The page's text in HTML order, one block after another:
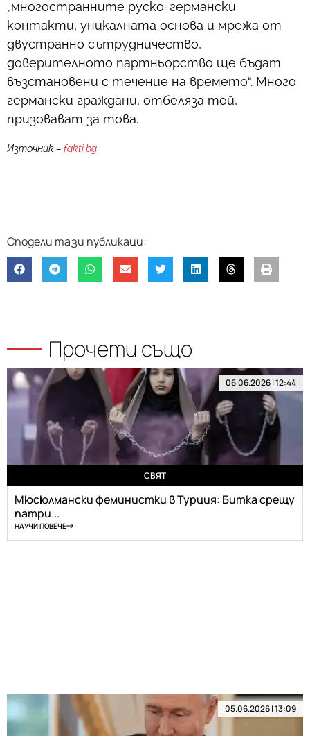
„многостранните руско-германски
контакти, уникалната основа и мрежа от
двустранно сътрудничество,
доверителното партньорство ще бъдат
възстановени с течение на времето“. Много
германски граждани, отбеляза той,
призовават за това.
Източник – fakti.bg
Прочети също
06.06.2026 | 12:44
СВЯТ
Мюсюлмански феминистки в Турция: Битка срещу
патри...
НАУЧИ ПОВЕЧЕ
05.06.2026 | 13:09